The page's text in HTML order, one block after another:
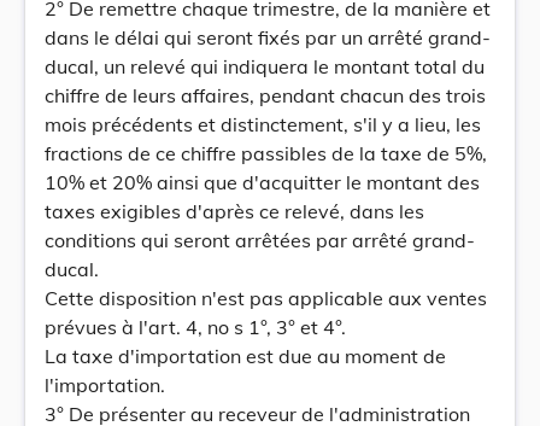
2° De remettre chaque trimestre, de la manière et
dans le délai qui seront fixés par un arrêté grand-
ducal, un relevé qui indiquera le montant total du
chiffre de leurs affaires, pendant chacun des trois
mois précédents et distinctement, s'il y a lieu, les
fractions de ce chiffre passibles de la taxe de 5%,
10% et 20% ainsi que d'acquitter le montant des
taxes exigibles d'après ce relevé, dans les
conditions qui seront arrêtées par arrêté grand-
ducal.
Cette disposition n'est pas applicable aux ventes
prévues à l'art. 4, no s 1°, 3° et 4°.
La taxe d'importation est due au moment de
l'importation.
3° De présenter au receveur de l'administration